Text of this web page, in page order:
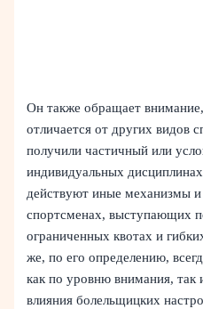
Он также обращает
отличается от других видов
получили частичный или
индивидуальных
действуют иные механизмы и
спортсменах, выступающих
ограниченных квотах и
же, по его определению,
как по уровню внимания, так
влияния болельщицких